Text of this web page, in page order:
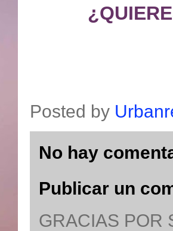
Posted by
No hay
Publicar un
GRACIAS POR